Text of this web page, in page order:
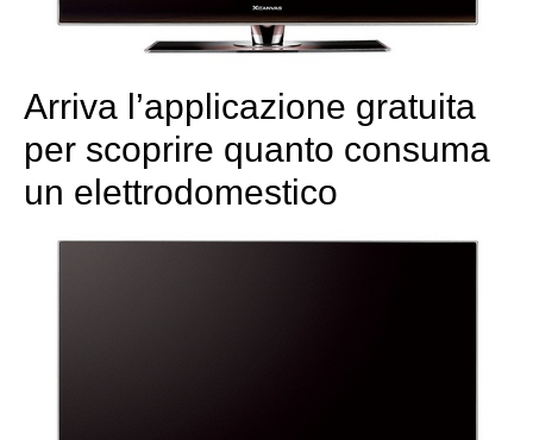
Arriva l’applicazione gratuita
per scoprire quanto consuma
un elettrodomestico